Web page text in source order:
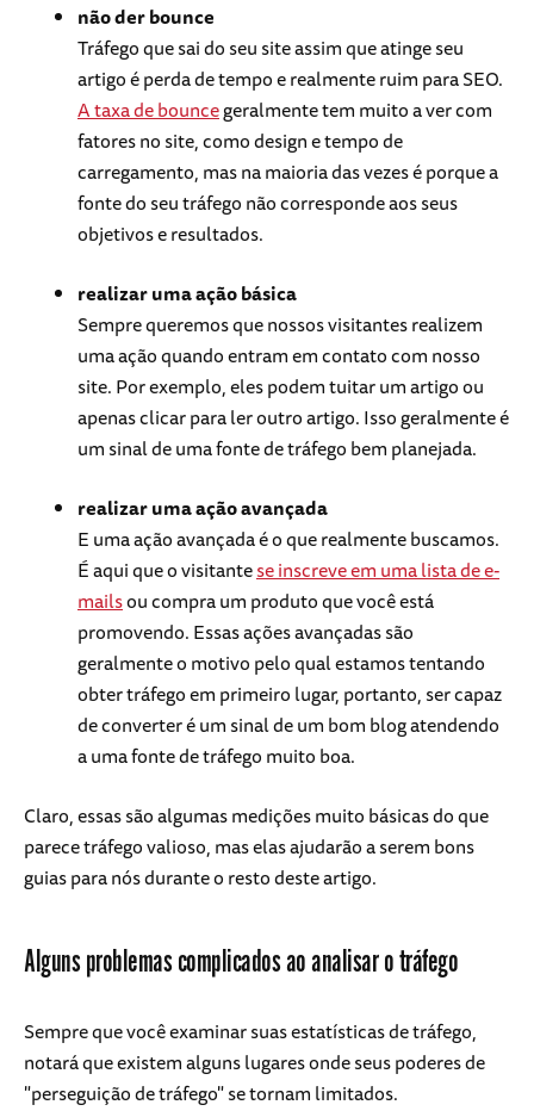
não der bounce
Tráfego que sai do seu site assim que atinge seu
artigo é perda de tempo e realmente ruim para SEO.
A taxa de bouncegeralmente tem muito a ver com
fatores no site, como design e tempo de
carregamento, mas na maioria das vezes é porque a
fonte do seu tráfego não corresponde aos seus
objetivos e resultados.
realizar uma ação básica
Sempre queremos que nossos visitantes realizem
uma ação quando entram em contato com nosso
site. Por exemplo, eles podem tuitar um artigo ou
apenas clicar para ler outro artigo. Isso geralmente é
um sinal de uma fonte de tráfego bem planejada.
realizar uma ação avançada
E uma ação avançada é o que realmente buscamos.
É aqui que o visitantese inscreve em uma lista de e-
mailsou compra um produto que você está
promovendo. Essas ações avançadas são
geralmente o motivo pelo qual estamos tentando
obter tráfego em primeiro lugar, portanto, ser capaz
de converter é um sinal de um bom blog atendendo
a uma fonte de tráfego muito boa.
Claro, essas são algumas medições muito básicas do que
parece tráfego valioso, mas elas ajudarão a serem bons
guias para nós durante o resto deste artigo.
Alguns problemas complicados ao analisar o tráfego
Sempre que você examinar suas estatísticas de tráfego,
notará que existem alguns lugares onde seus poderes de
"perseguição de tráfego" se tornam limitados.